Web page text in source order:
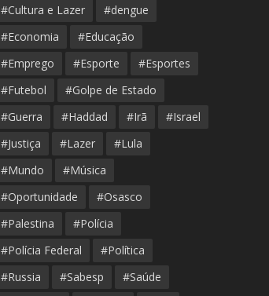
#Cultura e Lazer
#dengue
#Economia
#Educação
#Emprego
#Esporte
#Esportes
#Futebol
#Golpe de Estado
#Guerra
#Haddad #Irã
#Israel
#Justiça
#Lazer
#Lula
#Mundo
#Música
#Oportunidade
#Osasco
#Palestina
#Polícia
#Polícia Federal
#Política
#Russia
#Sabesp #Saúde